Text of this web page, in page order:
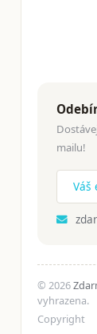
mailu!
© 2026
vyhrazena.
Copyright